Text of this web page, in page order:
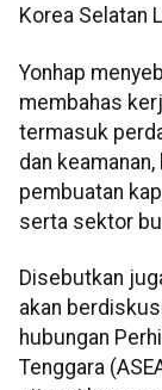
Korea Selatan
Yonhap
membahas
termasuk
dan
pembuatan
serta sektor
Disebutkan
akan
hubungan
Tenggara